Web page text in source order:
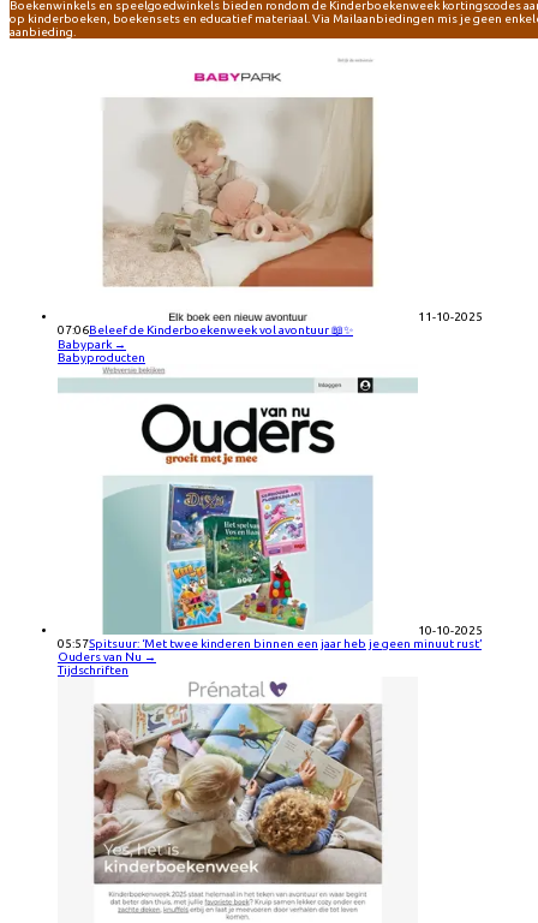
Boekenwinkels en speelgoedwinkels bieden rondom de Kinderboekenweek kortingscodes
op kinderboeken, boekensets en educatief materiaal. Via Mailaanbiedingen mis je geen
aanbieding.
11-10-2025
07:06Beleef de Kinderboekenweek vol avontuur 📖✨
Babypark →
Babyproducten
10-10-2025
05:57Spitsuur: ‘Met twee kinderen binnen een jaar heb je geen minuut rust’
Ouders van Nu →
Tijdschriften